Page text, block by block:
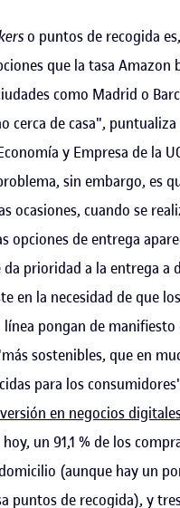
o puntos de recogida
que la tasa Amazon
como Madrid o
cerca de casa", puntualiza
y Empresa de la
sin embargo, es
ocasiones, cuando se
opciones de entrega
da prioridad a la entrega a
en la necesidad de que
línea pongan de manifiesto
sostenibles, que en
para los
en negocios
un 91,1 % de los
(aunque hay un
puntos de recogida), y